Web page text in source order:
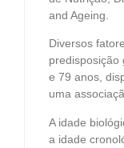
and Ageing.
Diversos
predisposição
e 79 anos,
uma
A idade
a idade